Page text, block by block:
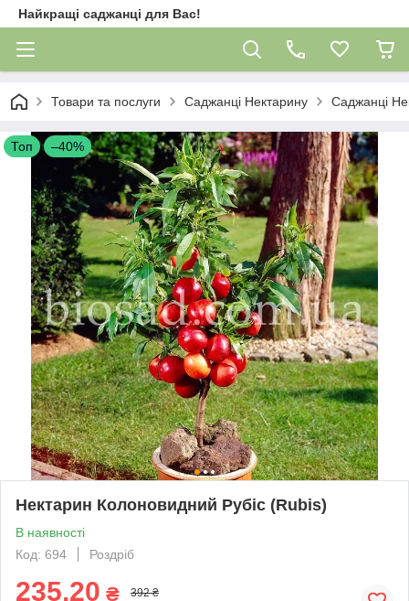
Найкращі саджанці для Вас!
Товари та послуги Саджанці Нектарину Саджанці
Топ –40%
Нектарин Колоновидний Рубіс (Rubis)
В наявності
Код: 694
Роздріб
235,20 ₴ 392 ₴